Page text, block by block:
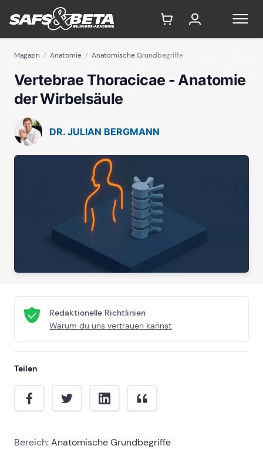
Magazin Anatomie Anatomische Grundbegriffe
Vertebrae Thoracicae - Anatomie
der Wirbelsäule
DR. JULIAN BERGMANN
Redaktionelle Richtlinien
Warum du uns vertrauen kannst
Teilen
Bereich:Anatomische Grundbegriffe